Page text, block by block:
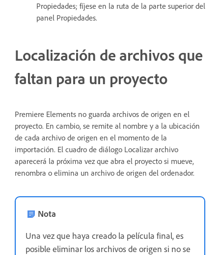
Propiedades; fíjese en la ruta de la parte superior del
panel Propiedades.
Localización de archivos que
faltan para un proyecto
Premiere Elements no guarda archivos de origen en el
proyecto. En cambio, se remite al nombre y a la ubicación
de cada archivo de origen en el momento de la
importación. El cuadro de diálogo Localizar archivo
aparecerá la próxima vez que abra el proyecto si mueve,
renombra o elimina un archivo de origen del ordenador.
Nota
Una vez que haya creado la película final, es
posible eliminar los archivos de origen si no se